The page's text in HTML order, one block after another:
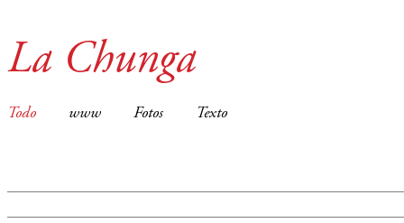
La Chunga
Todo www Fotos Texto